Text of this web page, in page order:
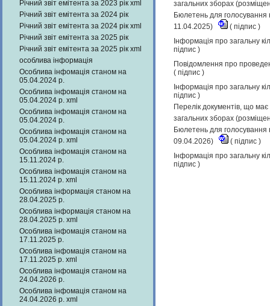
Річний звіт емітента за 2023 рік xml
Річний звіт емітента за 2024 рік
Річний звіт емітента за 2024 рік xml
Річний звіт емітента за 2025 рік
Річний звіт емітента за 2025 рік xml
особлива інформація
Особлива інфомація станом на
05.04.2024 р.
Особлива інфомація станом на
05.04.2024 р. xml
Особлива інфомація станом на
05.04.2024 р.
Особлива інфомація станом на
05.04.2024 р. xml
Особлива інфомація станом на
15.11.2024 р.
Особлива інфомація станом на
15.11.2024 р. xml
Особлива інформація станом на
28.04.2025 р.
Особлива інформація станом на
28.04.2025 р. xml
Особлива інфомація станом на
17.11.2025 р.
Особлива інфомація станом на
17.11.2025 р. xml
Особлива інфомація станом на
24.04.2026 р.
Особлива інфомація станом на
24.04.2026 р. xml
загальних зборах
Бюлетень для голосування
11.04.2025)
( підпис )
Інформація про загальну
підпис )
Повідомлення про
( підпис )
Інформація про загальну
підпис )
Перелік документів, що
загальних зборах
Бюлетень для голосування
09.04.2026)
( підпис )
Інформація про загальну
підпис )